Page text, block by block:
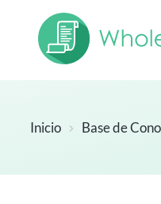
Inicio Base de